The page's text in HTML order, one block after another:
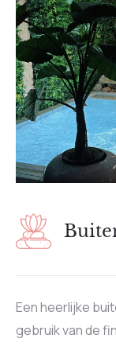
Een heerlijke
gebruik van de